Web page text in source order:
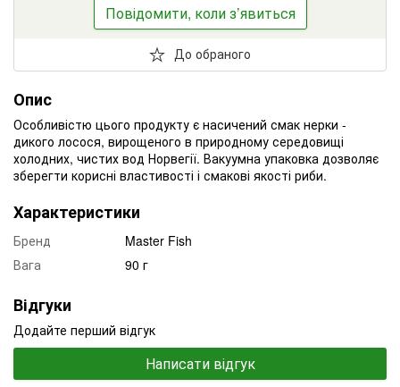
Повідомити, коли з’явиться
До обраного
Опис
Особливістю цього продукту є насичений смак нерки -
дикого лосося, вирощеного в природному середовищі
холодних, чистих вод Норвегії. Вакуумна упаковка дозволяє
зберегти корисні властивості і смакові якості риби.
Характеристики
Бренд
Master Fish
Вага
90 г
Відгуки
Додайте перший відгук
Написати відгук